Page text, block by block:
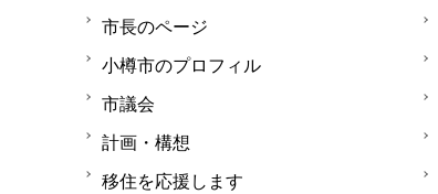
市長のページ
小樽市のプロフィル
市議会
計画・構想
移住を応援します